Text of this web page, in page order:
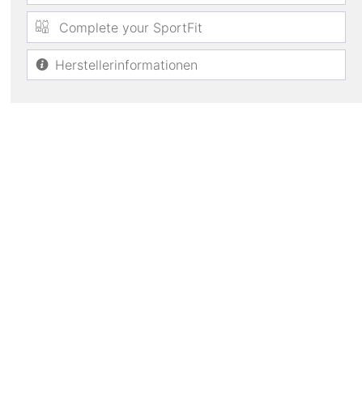
Complete your SportFit
Herstellerinformationen